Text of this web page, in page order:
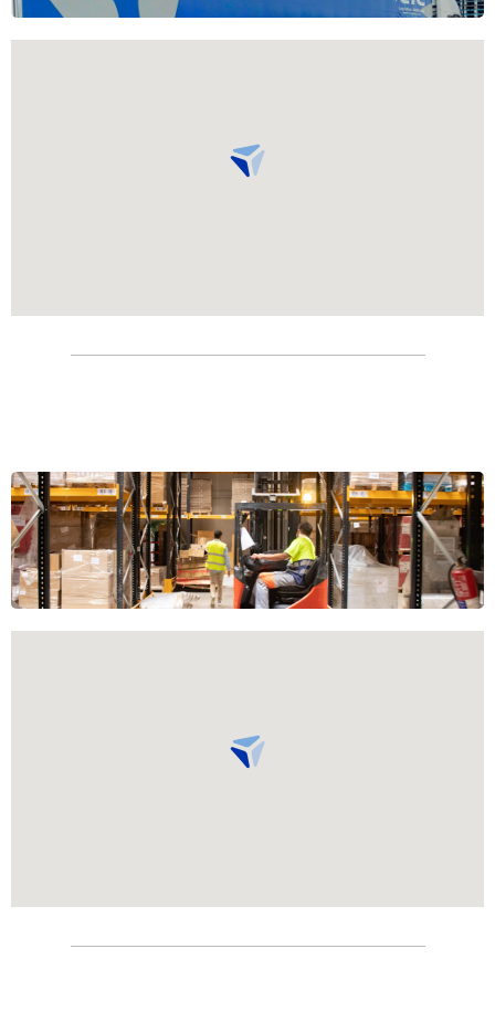
Parque Tecnológico y Logístico Vigo, C/3 Parc. 2,
Vigo, 36312 Pontevedra